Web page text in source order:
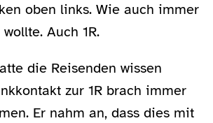
oben links. Wie auch immer
Auch 1R.
die Reisenden wissen
zur 1R brach immer
Er nahm an, dass dies mit